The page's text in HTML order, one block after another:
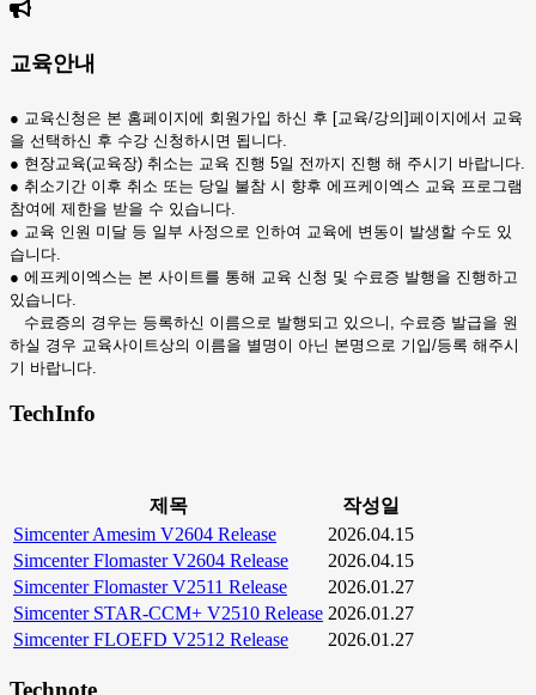
교육안내
● 교육신청은 본 홈페이지에 회원가입 하신 후 [교육/강의]페이지에서 교육
을 선택하신 후 수강 신청하시면 됩니다.
● 현장교육(교육장) 취소는 교육 진행 5일 전까지 진행 해 주시기 바랍니다.
● 취소기간 이후 취소 또는 당일 불참 시 향후 에프케이엑스 교육 프로그램
참여에 제한을 받을 수 있습니다.
● 교육 인원 미달 등 일부 사정으로 인하여 교육에 변동이 발생할 수도 있
습니다.
● 에프케이엑스는 본 사이트를 통해 교육 신청 및 수료증 발행을 진행하고
있습니다.
수료증의 경우는 등록하신 이름으로 발행되고 있으니, 수료증 발급을 원
하실 경우 교육사이트상의 이름을 별명이 아닌 본명으로 기입/등록 해주시
기 바랍니다.
TechInfo
제목
작성일
Simcenter Amesim V2604 Release
2026.04.15
Simcenter Flomaster V2604 Release
2026.04.15
Simcenter Flomaster V2511 Release
2026.01.27
Simcenter STAR-CCM+ V2510 Release 2026.01.27
Simcenter FLOEFD V2512 Release
2026.01.27
Technote